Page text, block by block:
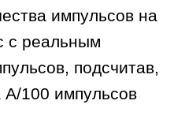
импульсов на
с реальным
подсчитав,
А/100 импульсов